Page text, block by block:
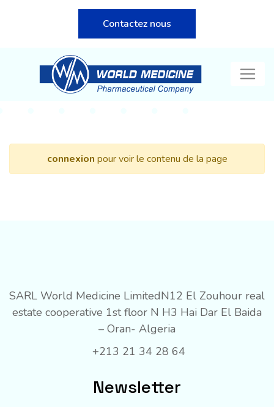
Contactez nous
connexion pour voir le contenu de la page
SARL World Medicine LimitedN12 El Zouhour real
estate cooperative 1st floor N H3 Hai Dar El Baida
– Oran- Algeria
+213 21 34 28 64
Newsletter